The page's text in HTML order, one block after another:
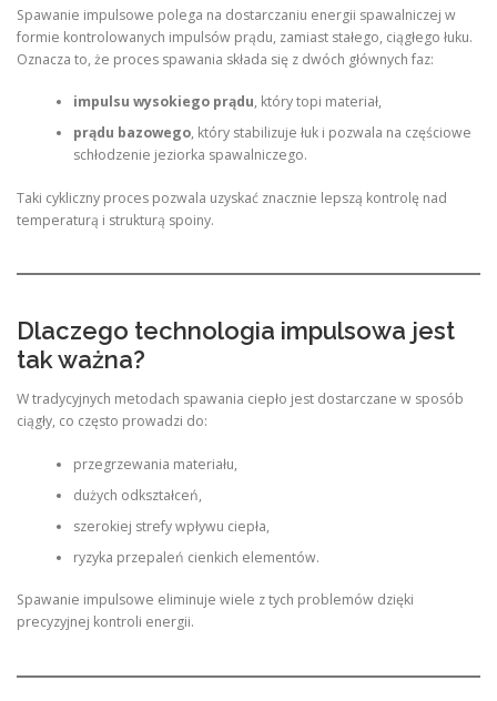
Spawanie impulsowe polega na dostarczaniu energii spawalniczej w
formie kontrolowanych impulsów prądu, zamiast stałego, ciągłego łuku.
Oznacza to, że proces spawania składa się z dwóch głównych faz:
impulsu wysokiego prądu, który topi materiał,
prądu bazowego, który stabilizuje łuk i pozwala na częściowe
schłodzenie jeziorka spawalniczego.
Taki cykliczny proces pozwala uzyskać znacznie lepszą kontrolę nad
temperaturą i strukturą spoiny.
Dlaczego technologia impulsowa jest
tak ważna?
W tradycyjnych metodach spawania ciepło jest dostarczane w sposób
ciągły, co często prowadzi do:
przegrzewania materiału,
dużych odkształceń,
szerokiej strefy wpływu ciepła,
ryzyka przepaleń cienkich elementów.
Spawanie impulsowe eliminuje wiele z tych problemów dzięki
precyzyjnej kontroli energii.